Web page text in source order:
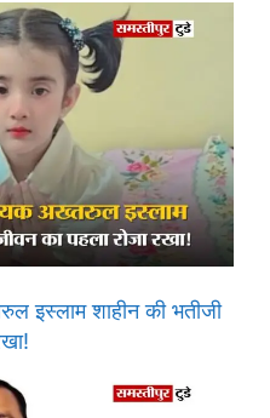
इस्लाम शाहीन की भतीजी